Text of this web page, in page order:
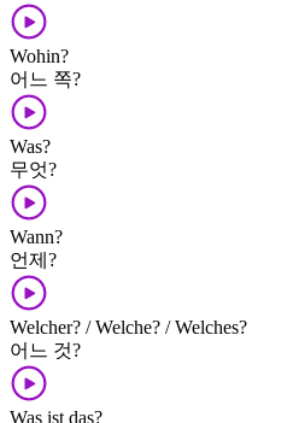
Wohin?
어느 쪽?
Was?
무엇?
Wann?
언제?
Welcher? / Welche? / Welches?
어느 것?
Was ist das?